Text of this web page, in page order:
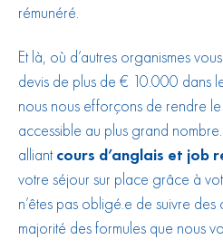
rémunéré.
Et là, où d’autres organismes
devis de plus de € 10.000 dans
nous nous efforçons de rendre
accessible au plus grand
alliantcours d’anglais et job
votre séjour sur place grâce à
n’êtes pas obligé.e de suivre des
majorité des formules que nous